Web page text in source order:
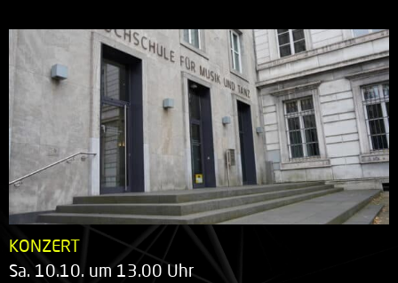
KONZERT
Sa. 10.10. um 13.00 Uhr